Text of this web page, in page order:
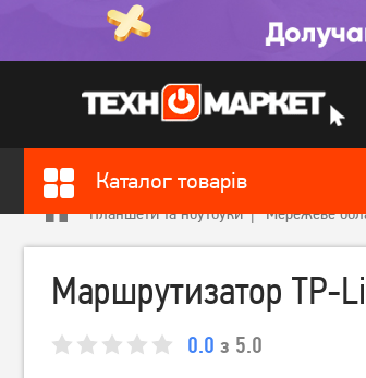
Каталог товарів
Планшети та ноутбуки Мережеве
Маршрутизатор TP-
0.0 з 5.0